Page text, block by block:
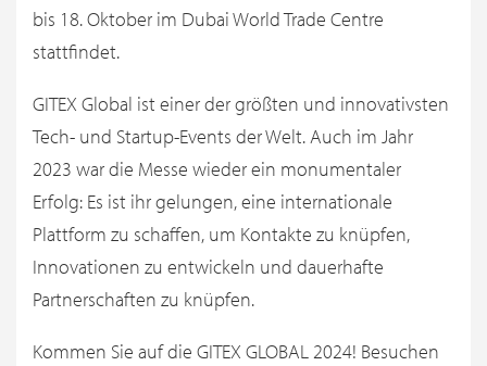
bis 18. Oktober im Dubai World Trade Centre
stattfindet.
GITEX Global ist einer der größten und innovativsten
Tech- und Startup-Events der Welt. Auch im Jahr
2023 war die Messe wieder ein monumentaler
Erfolg: Es ist ihr gelungen, eine internationale
Plattform zu schaffen, um Kontakte zu knüpfen,
Innovationen zu entwickeln und dauerhafte
Partnerschaften zu knüpfen.
Kommen Sie auf die GITEX GLOBAL 2024! Besuchen